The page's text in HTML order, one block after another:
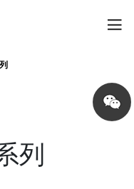
Share
on
wechat
列